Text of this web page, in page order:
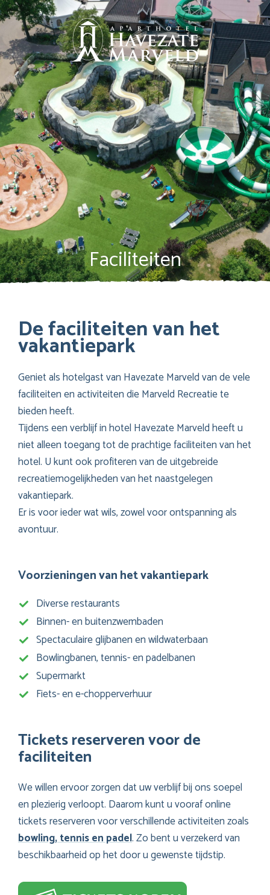
Faciliteiten
De faciliteiten van het
vakantiepark
Geniet als hotelgast van Havezate Marveld van de vele
faciliteiten en activiteiten die Marveld Recreatie te
bieden heeft.
Tijdens een verblijf in hotel Havezate Marveld heeft u
niet alleen toegang tot de prachtige faciliteiten van het
hotel. U kunt ook profiteren van de uitgebreide
recreatiemogelijkheden van het naastgelegen
vakantiepark.
Er is voor ieder wat wils, zowel voor ontspanning als
avontuur.
Voorzieningen van het vakantiepark
Diverse restaurants
Binnen- en buitenzwembaden
Spectaculaire glijbanen en wildwaterbaan
Bowlingbanen, tennis- en padelbanen
Supermarkt
Fiets- en e-chopperverhuur
Tickets reserveren voor de
faciliteiten
We willen ervoor zorgen dat uw verblijf bij ons soepel
en plezierig verloopt. Daarom kunt u vooraf online
tickets reserveren voor verschillende activiteiten zoals
bowling, tennis en padel. Zo bent u verzekerd van
beschikbaarheid op het door u gewenste tijdstip.